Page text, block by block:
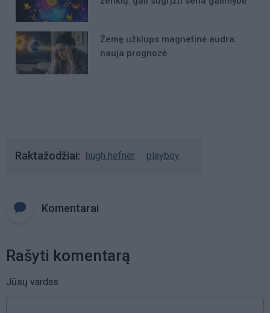
Žemę užklups magnetinė audra:
nauja prognozė
Raktažodžiai hugh hefner playboy
Komentarai
Rašyti komentarą
Jūsų vardas